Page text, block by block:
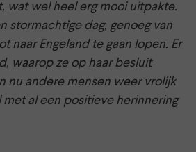
wat wel heel erg mooi uitpakte.
stormachtige dag, genoeg van
naar Engeland te gaan lopen. Er
waarop ze op haar besluit
nu andere mensen weer vrolijk
met al een positieve herinnering